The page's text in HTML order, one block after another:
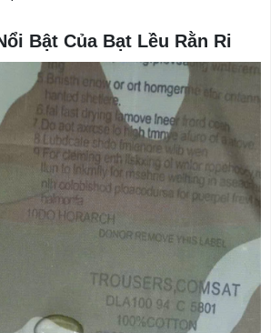
Bật Của Bạt Lều Rằn Ri